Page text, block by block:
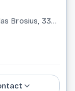
Zone d'Activité Am Bann, 9 Rue Nicolas Brosius, 3372 Leudelange